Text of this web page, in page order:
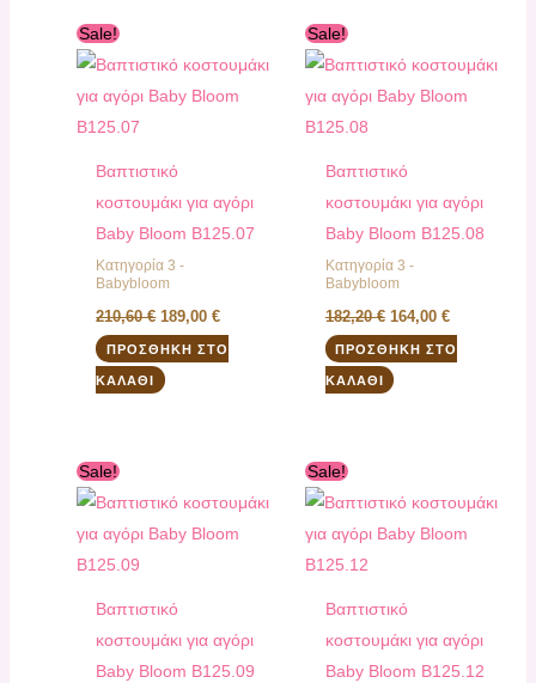
Sale!
Βαπτιστικό
κοστουμάκι για αγόρι
Baby Bloom B125.07
Κατηγορία 3 -
Babybloom
210,60€
was:
189,00€
τιμή
189,00 €.
ΠΡΟΣΘΉΚΗ ΣΤΟ
ΚΑΛΆΘΙ
Sale!
Βαπτιστικό
κοστουμάκι για αγόρι
Baby Bloom B125.08
Κατηγορία 3 -
Babybloom
182,20€
was:
164,00 €
τιμή
164,00 €.
ΠΡΟΣΘΉΚΗ ΣΤΟ
ΚΑΛΆΘΙ
Sale!
Βαπτιστικό
κοστουμάκι για αγόρι
Baby Bloom B125.09
was:
τιμή
178,00 €.
Sale!
Βαπτιστικό
κοστουμάκι για αγόρι
Baby Bloom B125.12
was:
τιμή
158,00 €.